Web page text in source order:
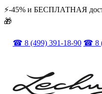
⚡️️-45% и БЕСПЛАТНАЯ
🎁
☎ 8 (499) 391-18-90 ☎ 8